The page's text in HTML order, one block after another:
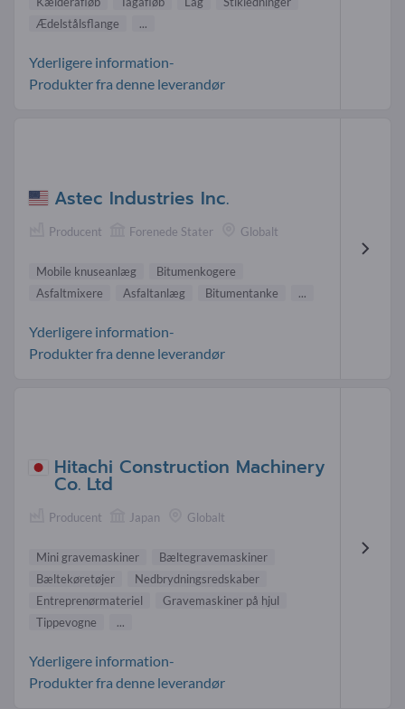
Ædelstålsflange
...
Yderligere information-
Produkter fra denne leverandør
Astec Industries Inc.
Producent Forenede Stater Globalt
Mobile knuseanlæg
Bitumenkogere
Asfaltmixere
Asfaltanlæg Bitumentanke ...
Yderligere information-
Produkter fra denne leverandør
Hitachi Construction Machinery
Co. Ltd
Producent Japan Globalt
Mini gravemaskiner
Bæltegravemaskiner
Bæltekøretøjer
Nedbrydningsredskaber
Entreprenørmateriel
Gravemaskiner på hjul
Tippevogne
...
Yderligere information-
Produkter fra denne leverandør